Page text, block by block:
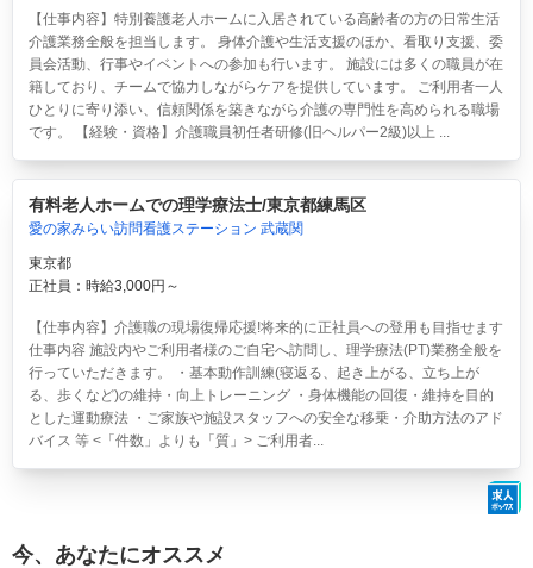
【仕事内容】特別養護老人ホームに入居されている高齢者の方の日常生活
介護業務全般を担当します。 身体介護や生活支援のほか、看取り支援、委
員会活動、行事やイベントへの参加も行います。 施設には多くの職員が在
籍しており、チームで協力しながらケアを提供しています。 ご利用者一人
ひとりに寄り添い、信頼関係を築きながら介護の専門性を高められる職場
です。 【経験・資格】介護職員初任者研修(旧ヘルパー2級)以上 ...
有料老人ホームでの理学療法士/東京都練馬区
愛の家みらい訪問看護ステーション 武蔵関
東京都
正社員：時給3,000円～
【仕事内容】介護職の現場復帰応援!将来的に正社員への登用も目指せます
仕事内容 施設内やご利用者様のご自宅へ訪問し、理学療法(PT)業務全般を
行っていただきます。 ・基本動作訓練(寝返る、起き上がる、立ち上が
る、歩くなど)の維持・向上トレーニング ・身体機能の回復・維持を目的
とした運動療法 ・ご家族や施設スタッフへの安全な移乗・介助方法のアド
バイス 等 <「件数」よりも「質」> ご利用者...
今、あなたにオススメ